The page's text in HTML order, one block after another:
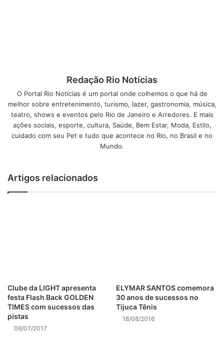
Artista: Festa “Você Lembra?”
Capacidade de público: 500 lugares
Classificação etária: 18 anos
Endereço: Rua Pedro Américo, 277 – Catete.
Telefones: (21) 2556-2427
Dia e hora do show: 13 de junho, sexta-feira, às 19 horas.
Cartões de crédito: Diners, Mastercard e Visa
Casarão Ameno Resedá
Show apresenta danças típicas e músicas regionais com o
tradicional gingado de norte a sul do país
Redação Rio Notícias
O Portal Rio Notícias é um portal onde colhemos o que há de
melhor sobre entretenimento, turismo, lazer, gastronomia, música,
teatro, shows e eventos pelo Rio de Janeiro e Arredores. E mais
ações sociais, esporte, cultura, Saúde, Bem Estar, Moda, Estilo,
cuidado com seu Pet e tudo que acontece no Rio, no Brasil e no
Mundo.
Artigos relacionados
Clube da LIGHT apresenta
festa Flash Back GOLDEN
TIMES com sucessos das
pistas
06/07/2017
ELYMAR SANTOS comemora
30 anos de sucessos no
Tijuca Tênis
18/08/2016